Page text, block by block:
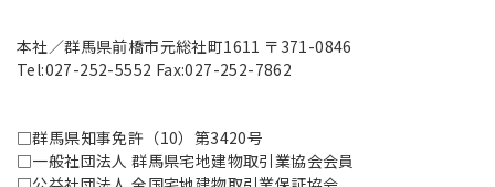
本社／群馬県前橋市元総社町1611 〒371-0846
Tel:027-252-5552 Fax:027-252-7862
□群馬県知事免許（10）第3420号
□一般社団法人 群馬県宅地建物取引業協会会員